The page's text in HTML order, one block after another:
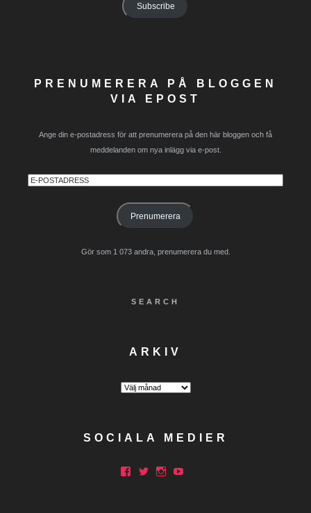
Subscribe
PRENUMERERA PÅ BLOGGEN
VIA EPOST
Ange din e-postadress för att prenumerera på den här bloggen och få
meddelanden om nya inlägg via e-post.
E-
Prenumerera
Gör som 1 073 andra, prenumerera du med.
SEARCH
ARKIV
Arkiv
SOCIALA MEDIER
Facebook
Twitter
Instagram